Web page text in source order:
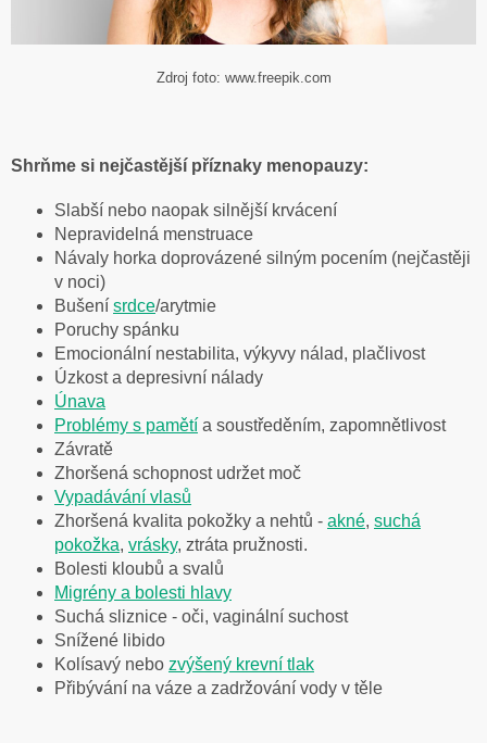
Zdroj foto: www.freepik.com
Shrňme si nejčastější příznaky menopauzy:
Slabší nebo naopak silnější krvácení
Nepravidelná menstruace
Návaly horka doprovázené silným pocením (nejčastěji
v noci)
Bušení srdce/arytmie
Poruchy spánku
Emocionální nestabilita, výkyvy nálad, plačlivost
Úzkost a depresivní nálady
Únava
Problémy s pamětí a soustředěním, zapomnětlivost
Závratě
Zhoršená schopnost udržet moč
Vypadávání vlasů
Zhoršená kvalita pokožky a nehtů - akné, suchá
pokožka, vrásky, ztráta pružnosti.
Bolesti kloubů a svalů
Migrény a bolesti hlavy
Suchá sliznice - oči, vaginální suchost
Snížené libido
Kolísavý nebo zvýšený krevní tlak
Přibývání na váze a zadržování vody v těle